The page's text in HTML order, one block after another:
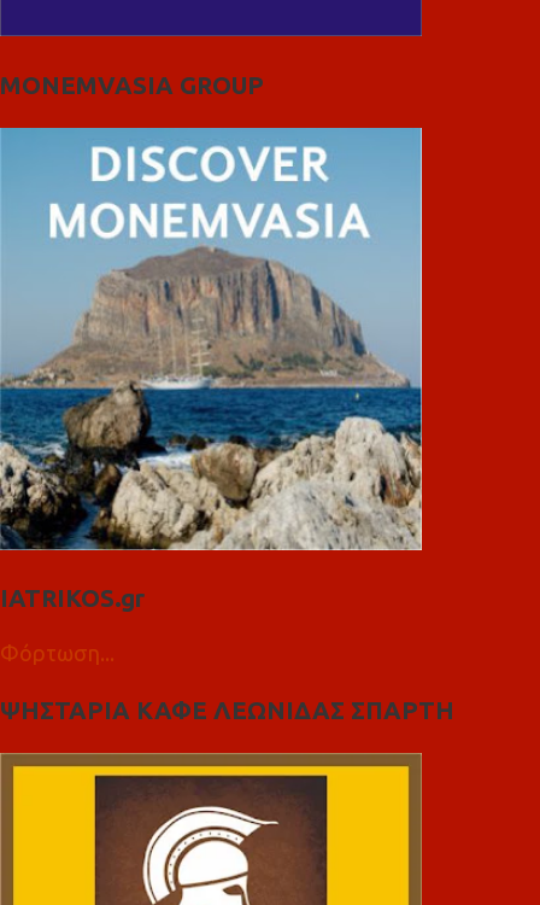
MONEMVASIA GROUP
IATRIKOS.gr
Φόρτωση...
ΨΗΣΤΑΡΙΑ ΚΑΦΕ ΛΕΩΝΙΔΑΣ ΣΠΑΡΤΗ